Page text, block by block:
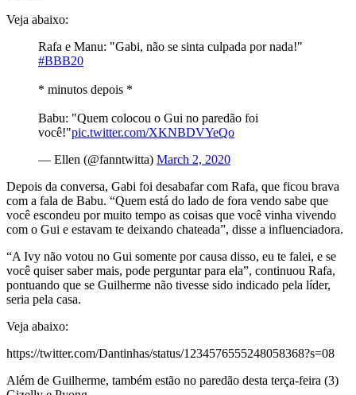
Veja abaixo:
Rafa e Manu: "Gabi, não se sinta culpada por nada!"
#BBB20
* minutos depois *
Babu: "Quem colocou o Gui no paredão foi
você!"pic.twitter.com/XKNBDVYeQo
— Ellen (@fanntwitta) March 2, 2020
Depois da conversa, Gabi foi desabafar com Rafa, que ficou brava
com a fala de Babu. “Quem está do lado de fora vendo sabe que
você escondeu por muito tempo as coisas que você vinha vivendo
com o Gui e estavam te deixando chateada”, disse a influenciadora.
“A Ivy não votou no Gui somente por causa disso, eu te falei, e se
você quiser saber mais, pode perguntar para ela”, continuou Rafa,
pontuando que se Guilherme não tivesse sido indicado pela líder,
seria pela casa.
Veja abaixo:
https://twitter.com/Dantinhas/status/1234576555248058368?s=08
Além de Guilherme, também estão no paredão desta terça-feira (3)